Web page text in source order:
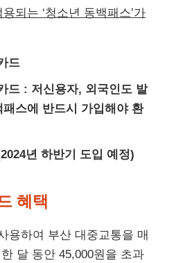
다음 달에 동백전 포인트
받을 수 있습니다.
부산지역 마을버스, 시내버
택을 받을 수 있습니다.
종류